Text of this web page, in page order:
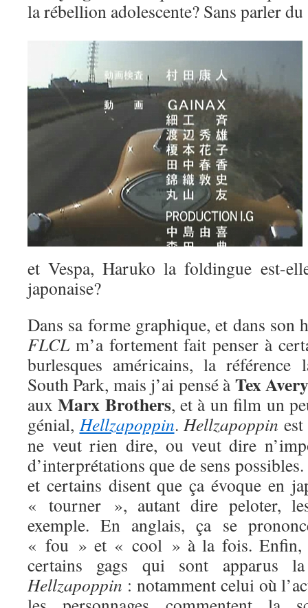
la rébellion adolescente? Sans parler
et Vespa, Haruko la foldingue est-
japonaise?
Dans sa forme graphique, et dans son
FLCL m’a fortement fait penser à
burlesques américains, la
South Park, mais j’ai pensé àTex
auxMarx Brothers, et à un film un
génial,Hellzapoppin. Hellzapoppin
ne veut rien dire, ou veut dire
d’interprétations que de sens possibles.
et certains disent que ça évoque en
« tourner », autant dire peloter,
exemple. En anglais, ça se
« fou » et « cool » à la fois. Enfin,
certains gags qui sont apparus
Hellzapoppin : notamment celui où